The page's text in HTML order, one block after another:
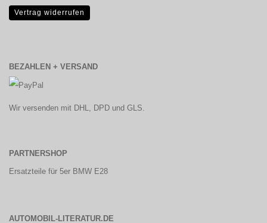
Vertrag widerrufen
BEZAHLEN + VERSAND
Wir versenden mit DHL, DPD und GLS.
PARTNERSHOP
Ersatzteile für 5er BMW E28
AUTOMOBIL-LITERATUR.DE